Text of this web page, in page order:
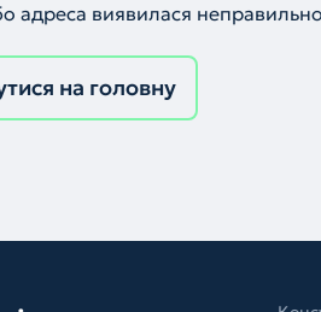
адреса виявилася
на головну